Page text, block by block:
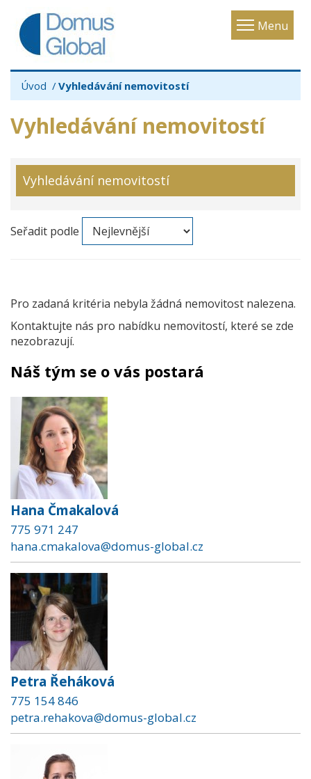
Menu
Toggle
Úvod Vyhledávání nemovitostí
Vyhledávání nemovitostí
Vyhledávání nemovitostí
Seřadit podle
Pro zadaná kritéria nebyla žádná nemovitost nalezena.
Kontaktujte nás pro nabídku nemovitostí, které se zde
nezobrazují.
Náš tým se o vás postará
Hana Čmakalová
775 971 247
hana.cmakalova@domus-global.cz
Petra Řeháková
775 154 846
petra.rehakova@domus-global.cz